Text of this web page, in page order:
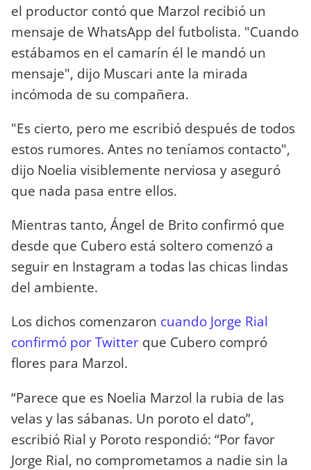
el productor contó que Marzol recibió un
mensaje de WhatsApp del futbolista. "Cuando
estábamos en el camarín él le mandó un
mensaje", dijo Muscari ante la mirada
incómoda de su compañera.
"Es cierto, pero me escribió después de todos
estos rumores. Antes no teníamos contacto",
dijo Noelia visiblemente nerviosa y aseguró
que nada pasa entre ellos.
Mientras tanto, Ángel de Brito confirmó que
desde que Cubero está soltero comenzó a
seguir en Instagram a todas las chicas lindas
del ambiente.
Los dichos comenzaron cuando Jorge Rial
confirmó por Twitter que Cubero compró
flores para Marzol.
“Parece que es Noelia Marzol la rubia de las
velas y las sábanas. Un poroto el dato”,
escribió Rial y Poroto respondió: “Por favor
Jorge Rial, no comprometamos a nadie sin la